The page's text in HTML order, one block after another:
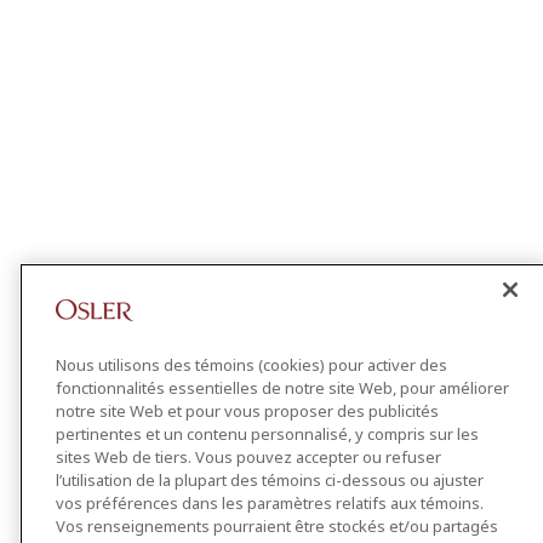
Nous utilisons des témoins (cookies) pour activer des
fonctionnalités essentielles de notre site Web, pour améliorer
notre site Web et pour vous proposer des publicités
pertinentes et un contenu personnalisé, y compris sur les
sites Web de tiers. Vous pouvez accepter ou refuser
l’utilisation de la plupart des témoins ci-dessous ou ajuster
vos préférences dans les paramètres relatifs aux témoins.
Vos renseignements pourraient être stockés et/ou partagés